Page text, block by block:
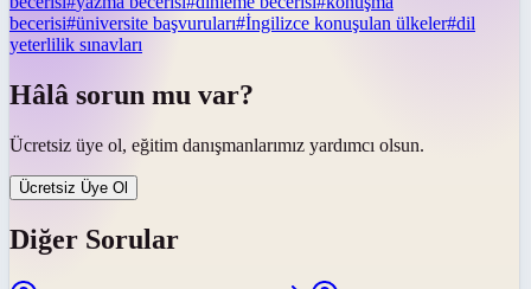
becerisi#üniversite başvuruları#İngilizce konuşulan ülkeler#dil
yeterlilik sınavları
Hâlâ sorun mu var?
Ücretsiz üye ol, eğitim danışmanlarımız yardımcı olsun.
Ücretsiz Üye Ol
Diğer Sorular